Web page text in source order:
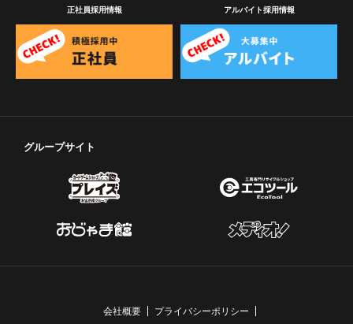
正社員採用情報 アルバイト採用情報
グループサイト
会社概要
プライバシーポリシー